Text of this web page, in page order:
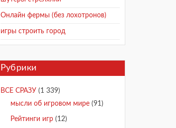
Онлайн фермы (без лохотронов)
игры строить город
Рубрики
ВСЕ СРАЗУ (1 339)
мысли об игровом мире(91)
Рейтинги игр(12)